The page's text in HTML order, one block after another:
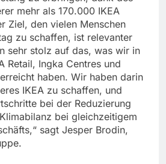
mehr als 170.000 IKEA
Ziel, den vielen Menschen
zu schaffen, ist relevanter
sehr stolz auf das, was wir in
Retail, Ingka Centres und
haben. Wir haben darin
IKEA zu schaffen, und
bei der Reduzierung
bei gleichzeitigem
sagt Jesper Brodin,